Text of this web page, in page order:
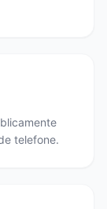
telefone.